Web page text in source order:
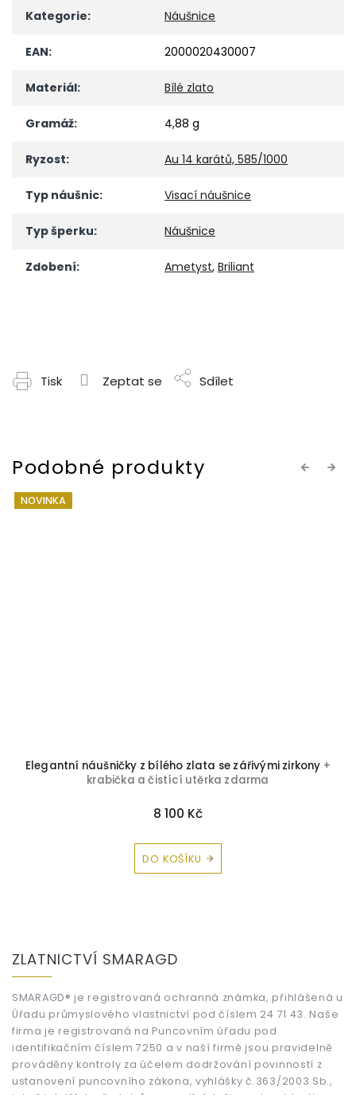
Kategorie: Náušnice
EAN: 2000020430007
Materiál: Bílé zlato
Gramáž: 4,88 g
Ryzost: Au 14 karátů, 585/1000
Typ náušnic: Visací náušnice
Typ šperku: Náušnice
Zdobení: Ametyst, Briliant
Tisk Zeptat se Sdílet
Previous
NOVINKA
Elegantní náušničky z bílého zlata se zářivými zirkony +
krabička a čistící utěrka zdarma
8 100 Kč
DO KOŠÍKU
Next
ZLATNICTVÍ SMARAGD
SMARAGD® je registrovaná ochranná známka, přihlášená u
Úřadu průmyslového vlastnictví pod číslem 24 71 43. Naše
firma je registrovaná na Puncovním úřadu pod
identifikačním číslem 7250 a v naší firmě jsou pravidelně
prováděny kontroly za účelem dodržování povinností z
ustanovení puncovního zákona, vyhlášky č.363/2003 Sb.,